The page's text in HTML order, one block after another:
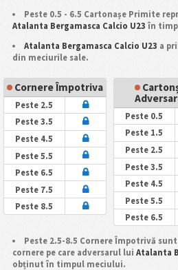
Peste 0.5 - 6.5 Cartonașe Primite
Atalanta Bergamasca Calcio U23 în
Atalanta Bergamasca Calcio U23 a
din meciurile sale.
Cornere Împotriva
Peste 2.5
Peste 3.5
Peste 4.5
Peste 5.5
Peste 6.5
Peste 7.5
Peste 8.5
Peste 0.5
Peste 1.5
Peste 2.5
Peste 3.5
Peste 4.5
Peste 5.5
Peste 6.5
Peste 2.5-8.5 Cornere Împotrivă
cornere pe care adversarul lui Atalanta
obținut în timpul meciului.